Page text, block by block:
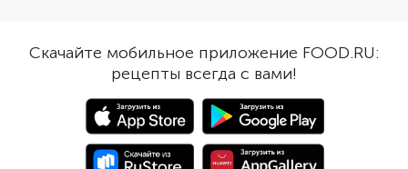
остроту лука, обжарьте его на
растительном масле. Овощ
приобретет легкую сладость.
белокочанную
картофель, морковь,
перец и
Быстро замешайте
добавьте начинку,
заготовки и обжарьте
Чтобы окономияки
Скачайте мобильное приложение FOOD.RU:
рецепты всегда с вами!